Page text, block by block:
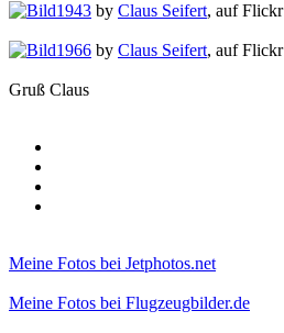
1943 by Claus Seifert, auf Flickr
1966 by Claus Seifert, auf Flickr
Gruß Claus
Meine Fotos bei Jetphotos.net
Meine Fotos bei Flugzeugbilder.de